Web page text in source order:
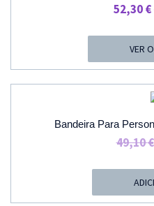
52,30€
VER
Bandeira Para
49,10€